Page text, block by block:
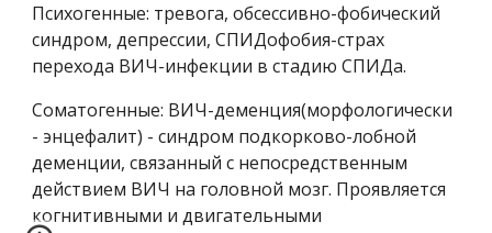
Психогенные: тревога, обсессивно-фобический
синдром, депрессии, СПИДофобия-страх
перехода ВИЧ-инфекции в стадию СПИДа.
Соматогенные: ВИЧ-деменция(морфологически
- энцефалит) - синдром подкорково-лобной
деменции, связанный с непосредственным
действием ВИЧ на головной мозг. Проявляется
когнитивными и двигательными